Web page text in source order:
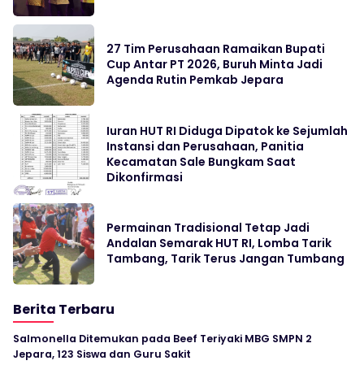
27 Tim Perusahaan Ramaikan Bupati
Cup Antar PT 2026, Buruh Minta Jadi
Agenda Rutin Pemkab Jepara
Iuran HUT RI Diduga Dipatok ke Sejumlah
Instansi dan Perusahaan, Panitia
Kecamatan Sale Bungkam Saat
Dikonfirmasi
Permainan Tradisional Tetap Jadi
Andalan Semarak HUT RI, Lomba Tarik
Tambang, Tarik Terus Jangan Tumbang
Berita Terbaru
Salmonella Ditemukan pada Beef Teriyaki MBG SMPN 2
Jepara, 123 Siswa dan Guru Sakit